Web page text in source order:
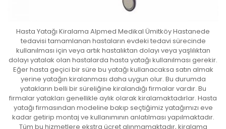
Hasta Yatağı Kiralama Alpmed Medikal Ümitköy Hastanede
tedavisi tamamlanan hastaların evdeki tedavi sürecinde
kullanılması için veya artık hastalıktan dolayı veya yaşlılıktan
dolayı yatalak olan hastalarda hasta yatağı kullanılması gerekir.
Eğer hasta geçici bir süre bu yatağı kullanacaksa satın almak
yerine yatağın kiralanması daha uygun olur. Bu durumda
yatakların belli bir süreliğine kiralandığı firmalar vardır. Bu
firmalar yatakları genellikle aylık olarak kiralamaktadırlar. Hasta
yatağı firmasından modeline bakıp seçtiğimiz yatağımızı eve
kadar getirip montaj ve kullanımının anlatılması yapılmaktadır.
Tüm bu hizmetlere ekstra ücret alınmamaktadır, kiralama